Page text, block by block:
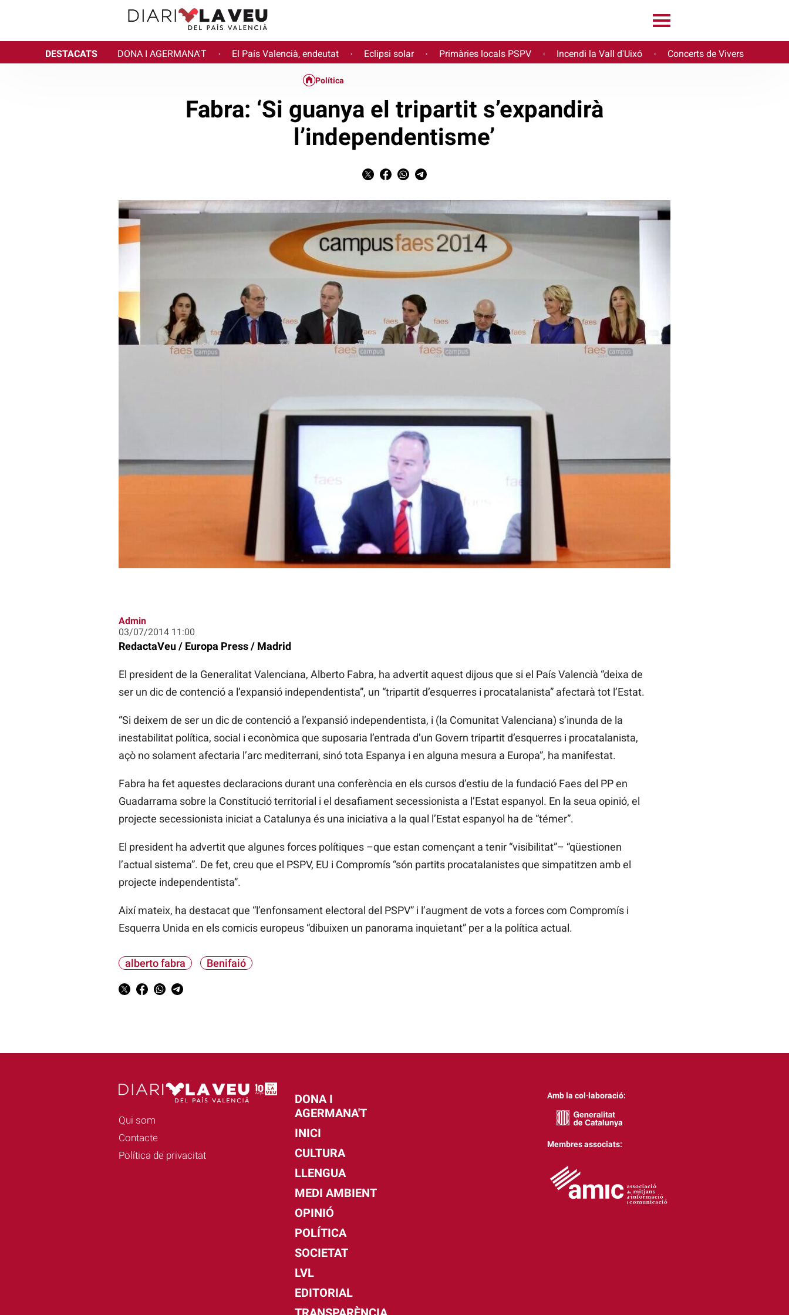
DESTACATS DONA I AGERMANA'T · El País Valencià, endeutat · Eclipsi solar · Primàries locals PSPV · Incendi la Vall d'Uixó · Concerts de Vivers
Política
Fabra: ‘Si guanya el tripartit s’expandirà
l’independentisme’
Admin
03/07/2014 11:00
RedactaVeu / Europa Press / Madrid
El president de la Generalitat Valenciana, Alberto Fabra, ha advertit aquest dijous que si el País Valencià “deixa de
ser un dic de contenció a l’expansió independentista”, un “tripartit d’esquerres i procatalanista” afectarà tot l’Estat.
“Si deixem de ser un dic de contenció a l’expansió independentista, i (la Comunitat Valenciana) s’inunda de la
inestabilitat política, social i econòmica que suposaria l’entrada d’un Govern tripartit d’esquerres i procatalanista,
açò no solament afectaria l’arc mediterrani, sinó tota Espanya i en alguna mesura a Europa”, ha manifestat.
Fabra ha fet aquestes declaracions durant una conferència en els cursos d’estiu de la fundació Faes del PP en
Guadarrama sobre la Constitució territorial i el desafiament secessionista a l’Estat espanyol. En la seua opinió, el
projecte secessionista iniciat a Catalunya és una iniciativa a la qual l’Estat espanyol ha de “témer”.
El president ha advertit que algunes forces polítiques –que estan començant a tenir “visibilitat”– “qüestionen
l’actual sistema”. De fet, creu que el PSPV, EU i Compromís “són partits procatalanistes que simpatitzen amb el
projecte independentista”.
Així mateix, ha destacat que “l’enfonsament electoral del PSPV” i l’augment de vots a forces com Compromís i
Esquerra Unida en els comicis europeus “dibuixen un panorama inquietant” per a la política actual.
alberto fabra Benifaió
Qui som
Contacte
Política de privacitat
DONA I
AGERMANA'T
INICI
CULTURA
LLENGUA
MEDI AMBIENT
OPINIÓ
POLÍTICA
SOCIETAT
LVL
EDITORIAL
Amb la col·laboració:
Membres associats: